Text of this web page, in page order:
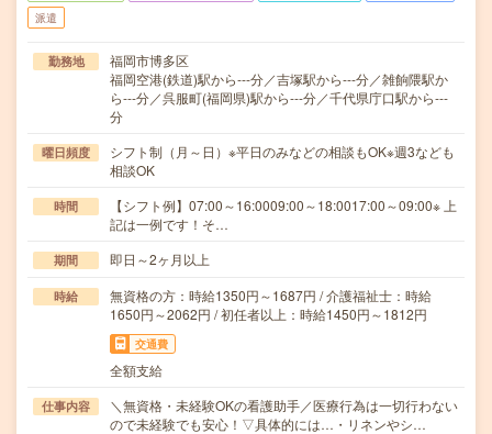
派遣
勤務地
福岡市博多区
福岡空港(鉄道)駅から---分／吉塚駅から---分／雑餉隈駅か
ら---分／呉服町(福岡県)駅から---分／千代県庁口駅から---
分
曜日頻度
シフト制（月～日）※平日のみなどの相談もOK※週3なども
相談OK
時間
【シフト例】07:00～16:0009:00～18:0017:00～09:00※ 上
記は一例です！そ…
期間 即日～2ヶ月以上
時給
無資格の方：時給1350円～1687円 / 介護福祉士：時給
1650円～2062円 / 初任者以上：時給1450円～1812円
交通費
全額支給
仕事内容
＼無資格・未経験OKの看護助手／医療行為は一切行わない
ので未経験でも安心！▽具体的には…・リネンやシ…